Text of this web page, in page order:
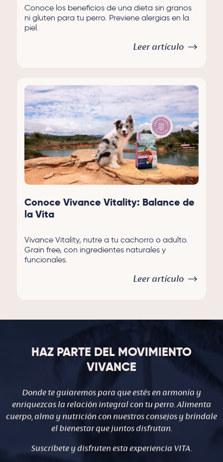
Conoce los beneficios de una dieta sin granos
ni gluten para tu perro. Previene alergias en la
piel.
Leer artículo
Conoce Vivance Vitality: Balance de
la Vita
Vivance Vitality, nutre a tu cachorro o adulto.
Grain free, con ingredientes naturales y
funcionales.
Leer artículo
HAZ PARTE DEL MOVIMIENTO
VIVANCE
Donde te guiaremos para que estés en armonía y
enriquezcas la relación integral con tu perro. Alimenta
cuerpo, alma y nutrición con nuestros consejos y bríndale
el bienestar que juntos disfrutan.
Suscríbete y disfruten esta experiencia VITA.